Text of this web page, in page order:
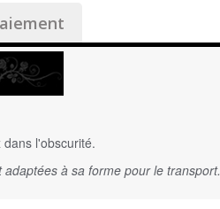
l'obscurité.
à sa forme pour le transport.